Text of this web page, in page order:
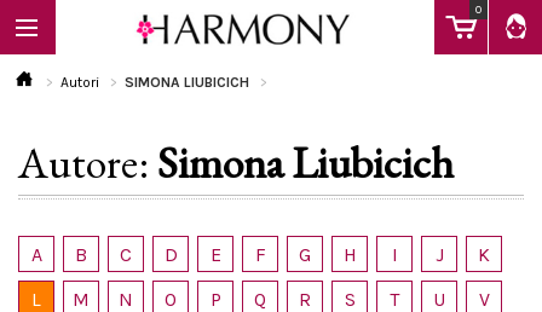
0
EBOOK
LIBRI
Autori SIMONA LIUBICICH
Autore: Simona Liubicich
A B C D E F G H I J
K
L
M N O P Q R S T U
V